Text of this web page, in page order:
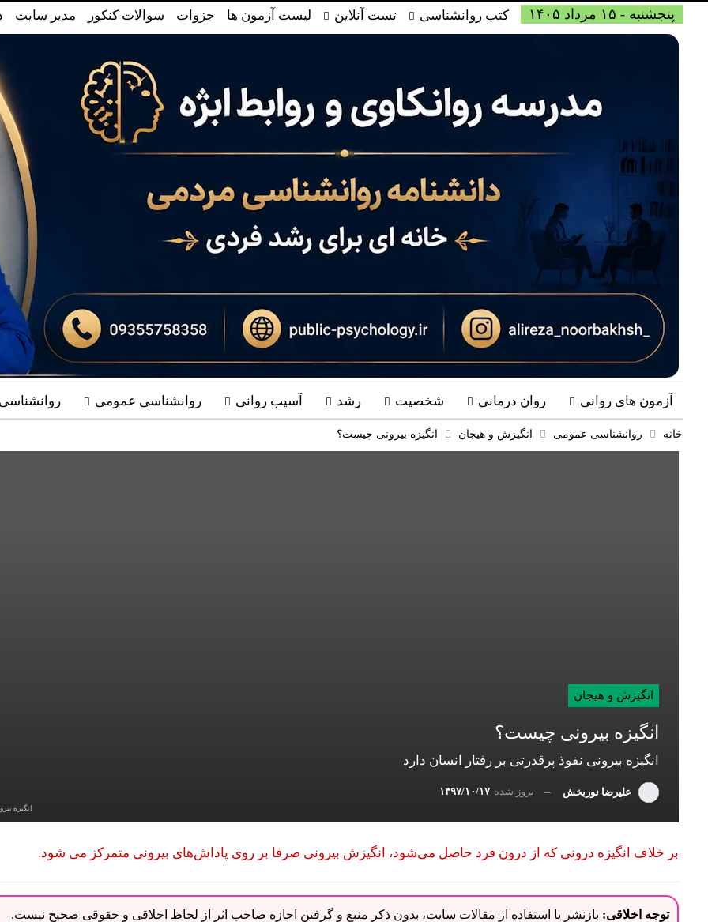
پنجشنبه - ۱۵ مرداد ۱۴۰۵ کتب روانشناسی تست آنلاین لیست آزمون ها جزوات سوالات کنکور مدیر سایت
آزمون های روانی روان درمانی شخصیت رشد آسیب روانی روانشناسی عمومی روانشناسی
خانه روانشناسی عمومی انگیزش و هیجان انگیزه بیرونی چیست؟
انگیزش و هیجان
انگیزه بیرونی چیست؟
انگیزه بیرونی نفوذ پرقدرتی بر رفتار انسان دارد
علیرضا نوربخش بروز شده ۱۳۹۷/۱۰/۱۷
انگیزه
بر خلاف انگیزه درونی که از درون فرد حاصل می‌شود، انگیزش بیرونی صرفا بر روی پاداش‌های بیرونی متمرکز می شود.
توجه اخلاقی: بازنشر یا استفاده از مقالات سایت، بدون ذکر منبع و گرفتن اجازه صاحب اثر از لحاظ اخلاقی و حقوقی صحیح نیست.